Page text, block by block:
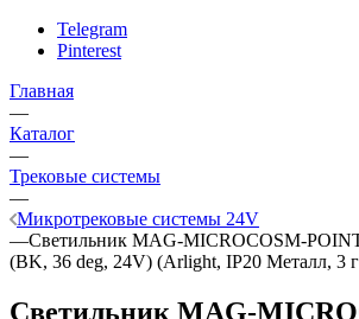
Telegram
Pinterest
Главная
—
Каталог
—
Трековые системы
—
Микротрековые системы 24V
—Светильник MAG-MICROCOSM-
(BK, 36 deg, 24V) (Arlight, IP20 Металл, 3
Светильник MAG-